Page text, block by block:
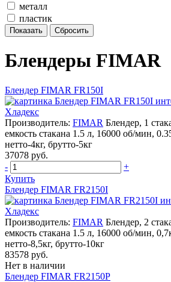
металл
пластик
Блендеры FIMAR
Блендер FIMAR FR150I
Производитель: FIMAR Блендер, 1
емкость стакана 1.5 л, 16000 об/мин,
нетто-4кг, брутто-5кг
37078 руб.
-
+
Купить
Блендер FIMAR FR2150I
Производитель: FIMAR Блендер, 2
емкость стакана 1.5 л, 16000 об/мин,
нетто-8,5кг, брутто-10кг
83578 руб.
Нет в наличии
Блендер FIMAR FR2150P